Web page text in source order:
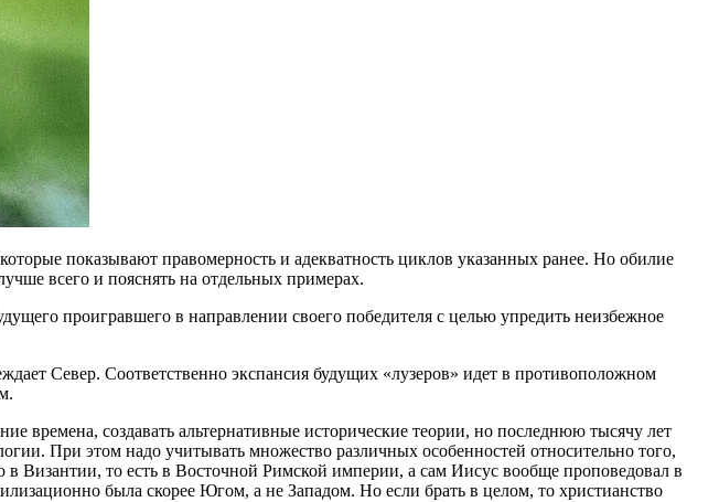
показывают правомерность и адекватность циклов указанных ранее. Но обилие
всего и пояснять на отдельных примерах.
проигравшего в направлении своего победителя с целью упредить неизбежное
Север. Соответственно экспансия будущих «лузеров» идет в противоположном
времена, создавать альтернативные исторические теории, но последнюю тысячу лет
При этом надо учитывать множество различных особенностей относительно того,
Византии, то есть в Восточной Римской империи, а сам Иисус вообще проповедовал в
была скорее Югом, а не Западом. Но если брать в целом, то христианство